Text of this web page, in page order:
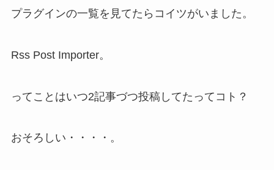
プラグインの一覧を見てたらコイツがいました。
Rss Post Importer。
ってことはいつ2記事づつ投稿してたってコト？
おそろしい・・・・。